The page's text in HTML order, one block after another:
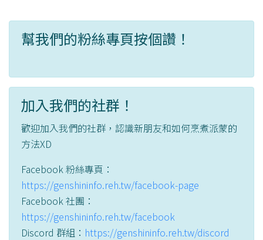
幫我們的粉絲專頁按個讚！
加入我們的社群！
歡迎加入我們的社群，認識新朋友和如何烹煮派蒙的
方法XD
Facebook 粉絲專頁：
https://genshininfo.reh.tw/facebook-page
Facebook 社團：
https://genshininfo.reh.tw/facebook
Discord 群組： https://genshininfo.reh.tw/discord